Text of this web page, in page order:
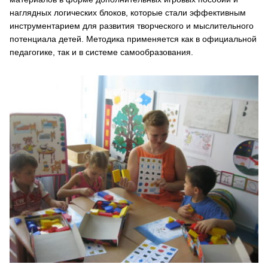
наглядных логических блоков, которые стали эффективным
инструментарием для развития творческого и мыслительного
потенциала детей. Методика применяется как в официальной
педагогике, так и в системе самообразования.